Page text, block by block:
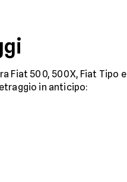
Fiat 500, 500X, Fiat Tipo e
in anticipo: